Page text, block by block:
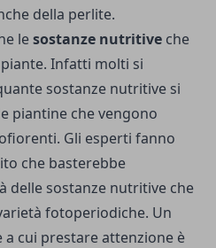
della perlite.
lesostanze nutritive che
Infatti molti si
sostanze nutritive si
piantine che vengono
Gli esperti fanno
che basterebbe
delle sostanze nutritive che
fotoperiodiche. Un
cui prestare attenzione è